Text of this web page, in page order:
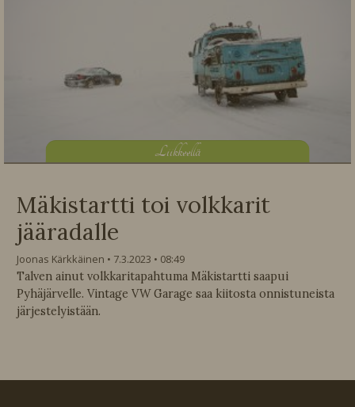
Liikkeellä
Mäkistartti toi volkkarit
jääradalle
Joonas Kärkkäinen 7.3.2023
08:49
Talven ainut volkkaritapahtuma Mäkistartti saapui
Pyhäjärvelle. Vintage VW Garage saa kiitosta onnistuneista
järjestelyistään.